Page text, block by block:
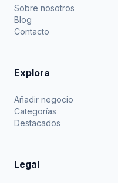
Sobre nosotros
Blog
Contacto
Explora
Añadir negocio
Categorías
Destacados
Legal